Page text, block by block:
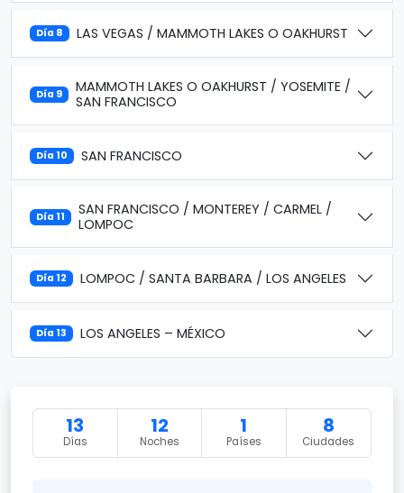
Día 8 LAS VEGAS / MAMMOTH LAKES O OAKHURST
Día 9
MAMMOTH LAKES O OAKHURST / YOSEMITE /
SAN FRANCISCO
Día 10 SAN FRANCISCO
Día 11
SAN FRANCISCO / MONTEREY / CARMEL /
LOMPOC
Día 12 LOMPOC / SANTA BARBARA / LOS ANGELES
Día 13 LOS ANGELES – MÉXICO
13
Días
12
Noches
1
Países
8
Ciudades